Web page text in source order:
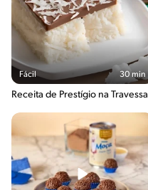
Fácil 30 min
Receita de Prestígio na Travessa